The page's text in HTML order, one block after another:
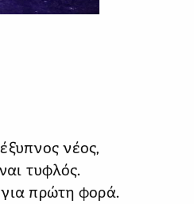
νέος,
τυφλός.
για πρώτη φορά.